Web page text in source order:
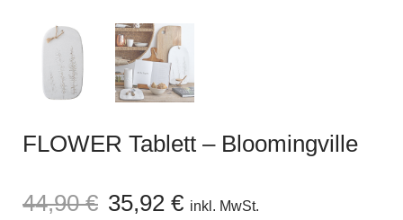
FLOWER Tablett – Bloomingville
44,90€ 35,92 € inkl. MwSt.